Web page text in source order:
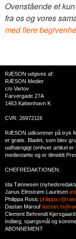
Ovenstående et
fra os og vores
med flere
RÆSON udgives af:
RÆSON Medier
c/o Vartov
Farvergade 27A
1463 København K
CVR: 26972116
RÆSON udkommer på tryk
er gratis. Bladet, som blev
uafhængigt (enhver artikel er
mediestøtte og er tilmeldt
CHEFREDAKTIONEN:
Ida Tønnesen
Janus Elmstrøm Lauritsen
Philippa Rosic
Dastan Marouf
Clement Behrendt
Indlæg, spørgsmål og
ABONNEMENT